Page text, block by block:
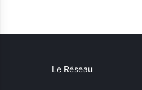
Le Réseau